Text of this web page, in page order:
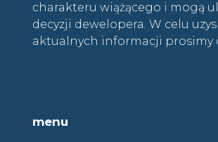
charakteru wiążącego i mogą
decyzji dewelopera. W celu
aktualnych informacji prosimy
menu